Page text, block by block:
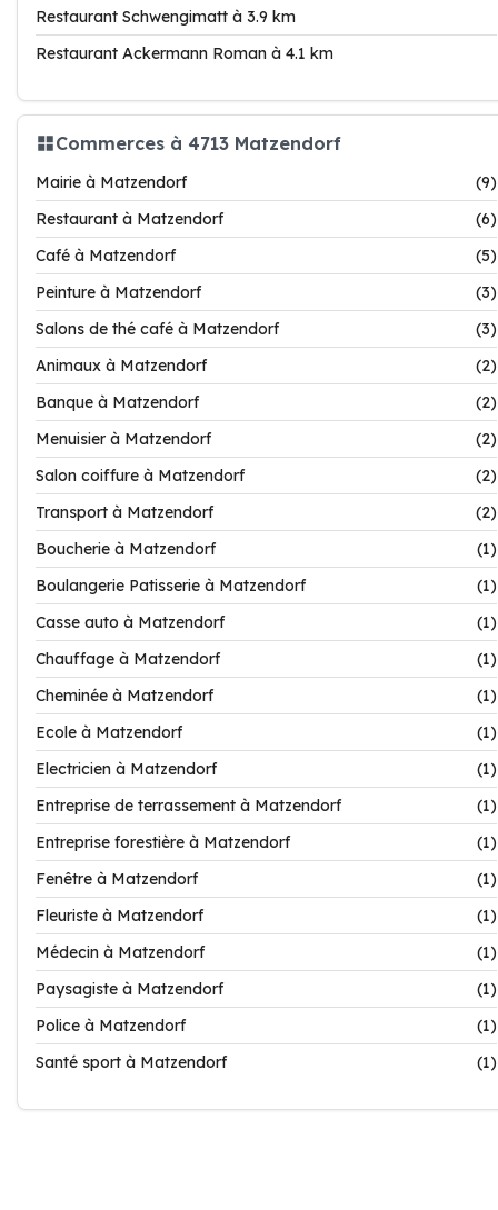
Restaurant Schwengimatt à 3.9 km
Restaurant Ackermann Roman à 4.1 km
Commerces à 4713 Matzendorf
Mairie à Matzendorf
(9)
Restaurant à Matzendorf
(6)
Café à Matzendorf
(5)
Peinture à Matzendorf
(3)
Salons de thé café à Matzendorf
(3)
Animaux à Matzendorf
(2)
Banque à Matzendorf
(2)
Menuisier à Matzendorf
(2)
Salon coiffure à Matzendorf
(2)
Transport à Matzendorf
(2)
Boucherie à Matzendorf
(1)
Boulangerie Patisserie à Matzendorf
(1)
Casse auto à Matzendorf
(1)
Chauffage à Matzendorf
(1)
Cheminée à Matzendorf
(1)
Ecole à Matzendorf
(1)
Electricien à Matzendorf
(1)
Entreprise de terrassement à Matzendorf
(1)
Entreprise forestière à Matzendorf
(1)
Fenêtre à Matzendorf
(1)
Fleuriste à Matzendorf
(1)
Médecin à Matzendorf
(1)
Paysagiste à Matzendorf
(1)
Police à Matzendorf
(1)
Santé sport à Matzendorf
(1)